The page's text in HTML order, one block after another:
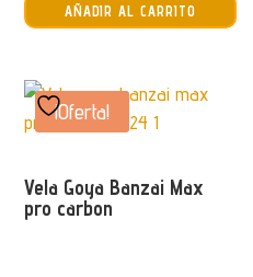
AÑADIR AL CARRITO
¡Oferta!
Vela Goya Banzai Max
pro carbon